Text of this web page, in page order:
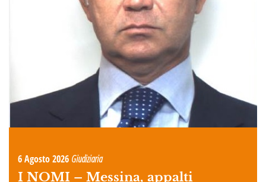
6 Agosto 2026 Giudiziaria
I NOMI – Messina, appalti